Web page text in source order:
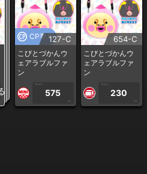
CP専用127-C
こびとづかんウ
ェアラブルファ
ン
1PLAY
575
CP
654-C
こびとづかんウ
ェアラブルファ
ン
1PLAY
230
CP